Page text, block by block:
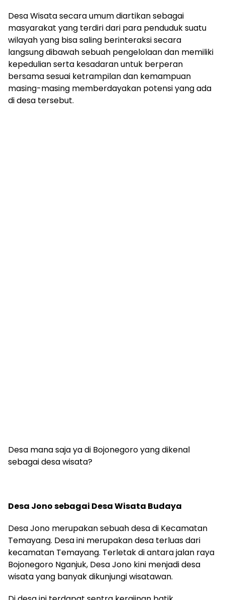
Desa Wisata secara umum diartikan sebagai
masyarakat yang terdiri dari para penduduk suatu
wilayah yang bisa saling berinteraksi secara
langsung dibawah sebuah pengelolaan dan memiliki
kepedulian serta kesadaran untuk berperan
bersama sesuai ketrampilan dan kemampuan
masing-masing memberdayakan potensi yang ada
di desa tersebut.
Desa mana saja ya di Bojonegoro yang dikenal
sebagai desa wisata?
Desa Jono sebagai Desa Wisata Budaya
Desa Jono merupakan sebuah desa di Kecamatan
Temayang. Desa ini merupakan desa terluas dari
kecamatan Temayang. Terletak di antara jalan raya
Bojonegoro Nganjuk, Desa Jono kini menjadi desa
wisata yang banyak dikunjungi wisatawan.